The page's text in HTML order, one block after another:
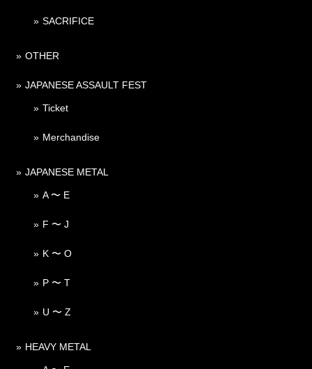
SACRIFICE
OTHER
JAPANESE ASSAULT FEST
Ticket
Merchandise
JAPANESE METAL
A 〜 E
F 〜 J
K 〜 O
P 〜 T
U 〜 Z
HEAVY METAL